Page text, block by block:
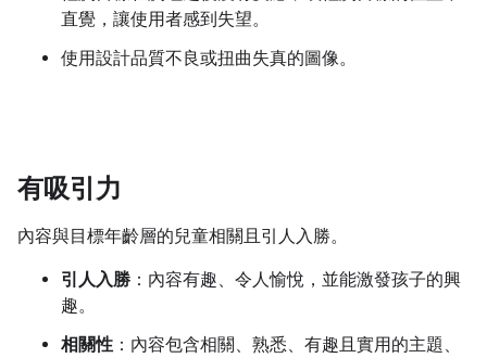
直覺，讓使用者感到失望。
使用設計品質不良或扭曲失真的圖像。
有吸引力
內容與目標年齡層的兒童相關且引人入勝。
引人入勝 ：內容有趣、令人愉悅，並能激發孩子的興
趣。
相關性：內容包含相關、熟悉、有趣且實用的主題、